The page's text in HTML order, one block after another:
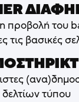
προβολή του
τις βασικές
δελτίων τύπου